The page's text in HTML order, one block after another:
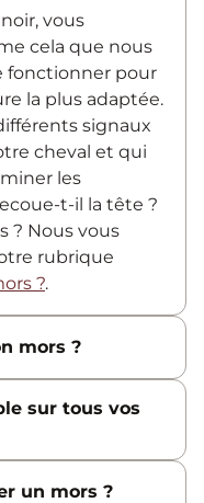
vous
cela que nous
fonctionner pour
la plus adaptée.
signaux
cheval et qui
les
t-il la tête ?
? Nous vous
rubrique
?.
mors ?
sur tous vos
un mors ?